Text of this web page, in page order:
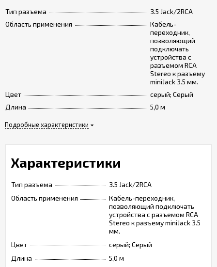
Тип разъема
3.5 Jack/2RCA
Область применения
Кабель-
переходник,
позволяющий
подключать
устройства с
разъемом RCA
Stereo к разъему
miniJack 3.5 мм.
Цвет
серый; Серый
Длина
5,0 м
Подробные характеристики
Характеристики
Тип разъема
3.5 Jack/2RCA
Область применения
Кабель-переходник,
позволяющий подключать
устройства с разъемом RCA
Stereo к разъему miniJack 3.5
мм.
Цвет
серый; Серый
Длина
5,0 м